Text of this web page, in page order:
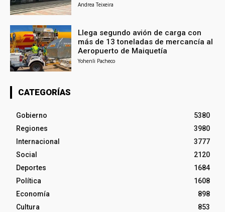
Andrea Teixeira
Llega segundo avión de carga con
más de 13 toneladas de mercancía al
Aeropuerto de Maiquetía
Yohenli Pacheco
CATEGORÍAS
Gobierno
5380
Regiones
3980
Internacional
3777
Social
2120
Deportes
1684
Política
1608
Economía
898
Cultura
853